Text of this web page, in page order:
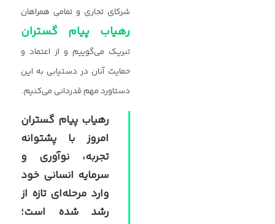
شرکای تجاری و تمامی همراهان
رهیاب پیام‌ گستران
تبریک می‌گوییم و از اعتماد و
حمایت آنان در دستیابی به این
دستاورد مهم قدردانی می‌کنیم.
رهیاب پیام‌ گستران
امروز با پشتوانه
تجربه، نوآوری و
سرمایه انسانی خود
وارد مرحله‌ای تازه از
رشد شده است؛